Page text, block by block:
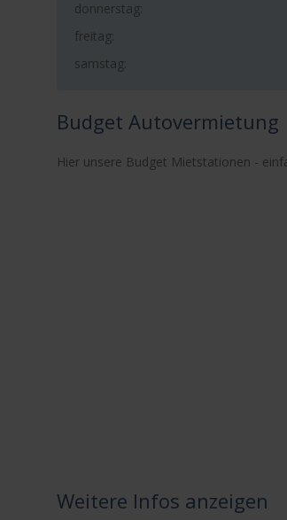
donnerstag:
freitag:
samstag:
Budget Autovermietung
Hier unsere Budget Mietstationen -
Weitere Infos anzeigen